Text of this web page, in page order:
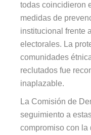
todas coincidieron
medidas de
institucional frente
electorales. La
comunidades
reclutados fue
inaplazable.
La Comisión de
seguimiento a
compromiso con la